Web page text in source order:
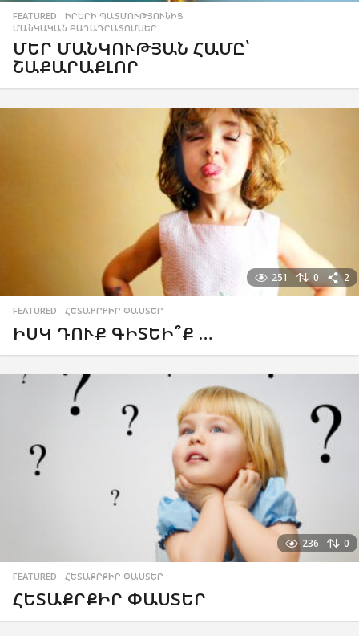
FEATURED ,ԻՐԵՐԻ ՊԱՏՄՈՒԹՅՈՒՆԻՑ
ՄԱՆԿԱԿԱՆ ԲԱՂԱԴՐԱՏՈՄՍԵՐ
ՄԵՐ ՄԱՆԿՈՒԹՅԱՆ ՀԱՄԸ՝
ՇԱՔԱՐԱՔԼՈՐ
251 0 2
FEATURED ,ՀԵՏԱՔՐՔԻՐ ՓԱՍՏԵՐ
ԻՍԿ ԴՈՒՔ ԳԻՏԵԻ՞Ք …
236 0
FEATURED ,ՀԵՏԱՔՐՔԻՐ ՓԱՍՏԵՐ
ՀԵՏԱՔՐՔԻՐ ՓԱՍՏԵՐ